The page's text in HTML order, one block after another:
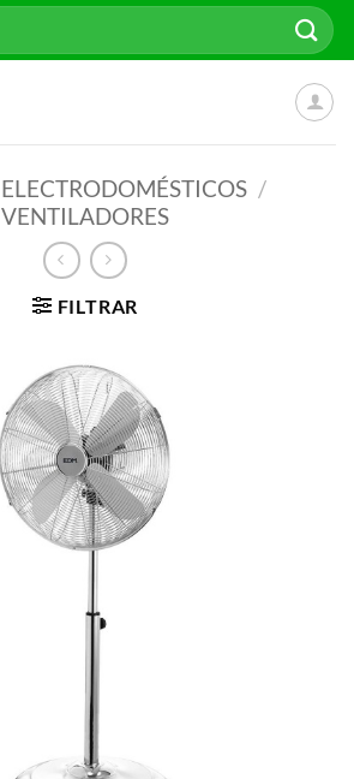
ELECTRODOMÉSTICOS /
VENTILADORES
FILTRAR